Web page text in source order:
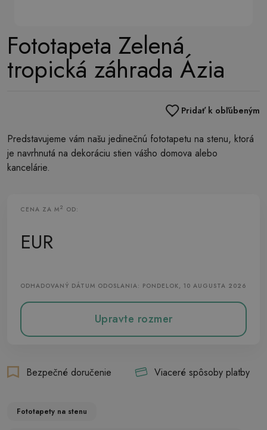
Fototapeta Zelená
tropická záhrada Ázia
Pridať k obľúbeným
Predstavujeme vám našu jedinečnú fototapetu na stenu, ktorá
je navrhnutá na dekoráciu stien vášho domova alebo
kancelárie.
CENA ZA M2 OD:
EUR
ODHADOVANÝ DÁTUM ODOSLANIA: PONDELOK, 10 AUGUSTA 2026
Upravte rozmer
Bezpečné doručenie Viaceré spôsoby platby
Fototapety na stenu